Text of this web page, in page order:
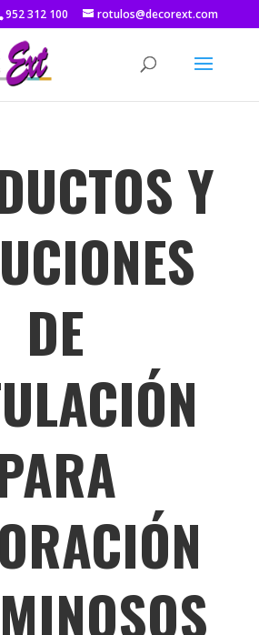
952 312 100 rotulos@decorext.com
Y
DE